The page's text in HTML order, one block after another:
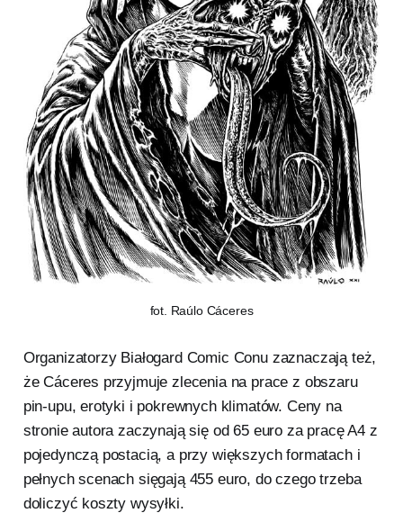
fot. Raúlo Cáceres
Organizatorzy Białogard Comic Conu zaznaczają też,
że Cáceres przyjmuje zlecenia na prace z obszaru
pin-upu, erotyki i pokrewnych klimatów. Ceny na
stronie autora zaczynają się od 65 euro za pracę A4 z
pojedynczą postacią, a przy większych formatach i
pełnych scenach sięgają 455 euro, do czego trzeba
doliczyć koszty wysyłki.